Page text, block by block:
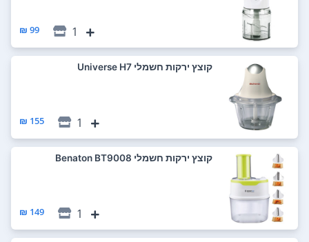
1
99 ₪
‏קוצץ ירקות חשמלי Universe H7
1
155 ₪
‏קוצץ ירקות חשמלי Benaton BT9008
1
149 ₪